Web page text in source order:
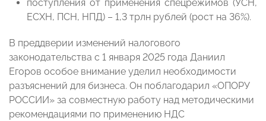
поступления от применения спецрежимов (УСН,
ЕСХН, ПСН, НПД) – 1,3 трлн рублей (рост на 36%).
В преддверии изменений налогового
законодательства с 1 января 2025 года Даниил
Егоров особое внимание уделил необходимости
разъяснений для бизнеса. Он поблагодарил «ОПОРУ
РОССИИ» за совместную работу над методическими
рекомендациями по применению НДС